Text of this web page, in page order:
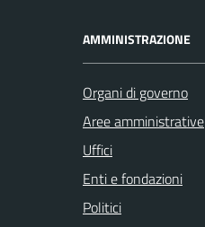
AMMINISTRAZIONE
Organi di governo
Aree amministrative
Uffici
Enti e fondazioni
Politici